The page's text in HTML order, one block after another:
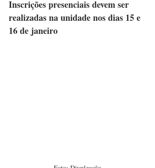
Inscrições presenciais devem ser
realizadas na unidade nos dias 15 e
16 de janeiro